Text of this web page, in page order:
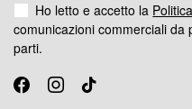
Ho letto e accetto la
comunicazioni commerciali
parti.